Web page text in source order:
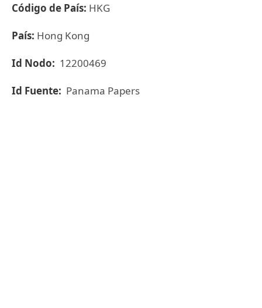
Código de País: HKG
País: Hong Kong
Id Nodo: 12200469
Id Fuente: Panama Papers